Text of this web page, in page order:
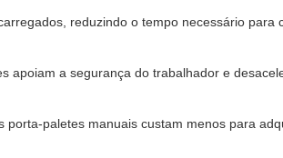
reduzindo o tempo necessário para
apoiam a segurança do trabalhador e
paletes manuais custam menos para